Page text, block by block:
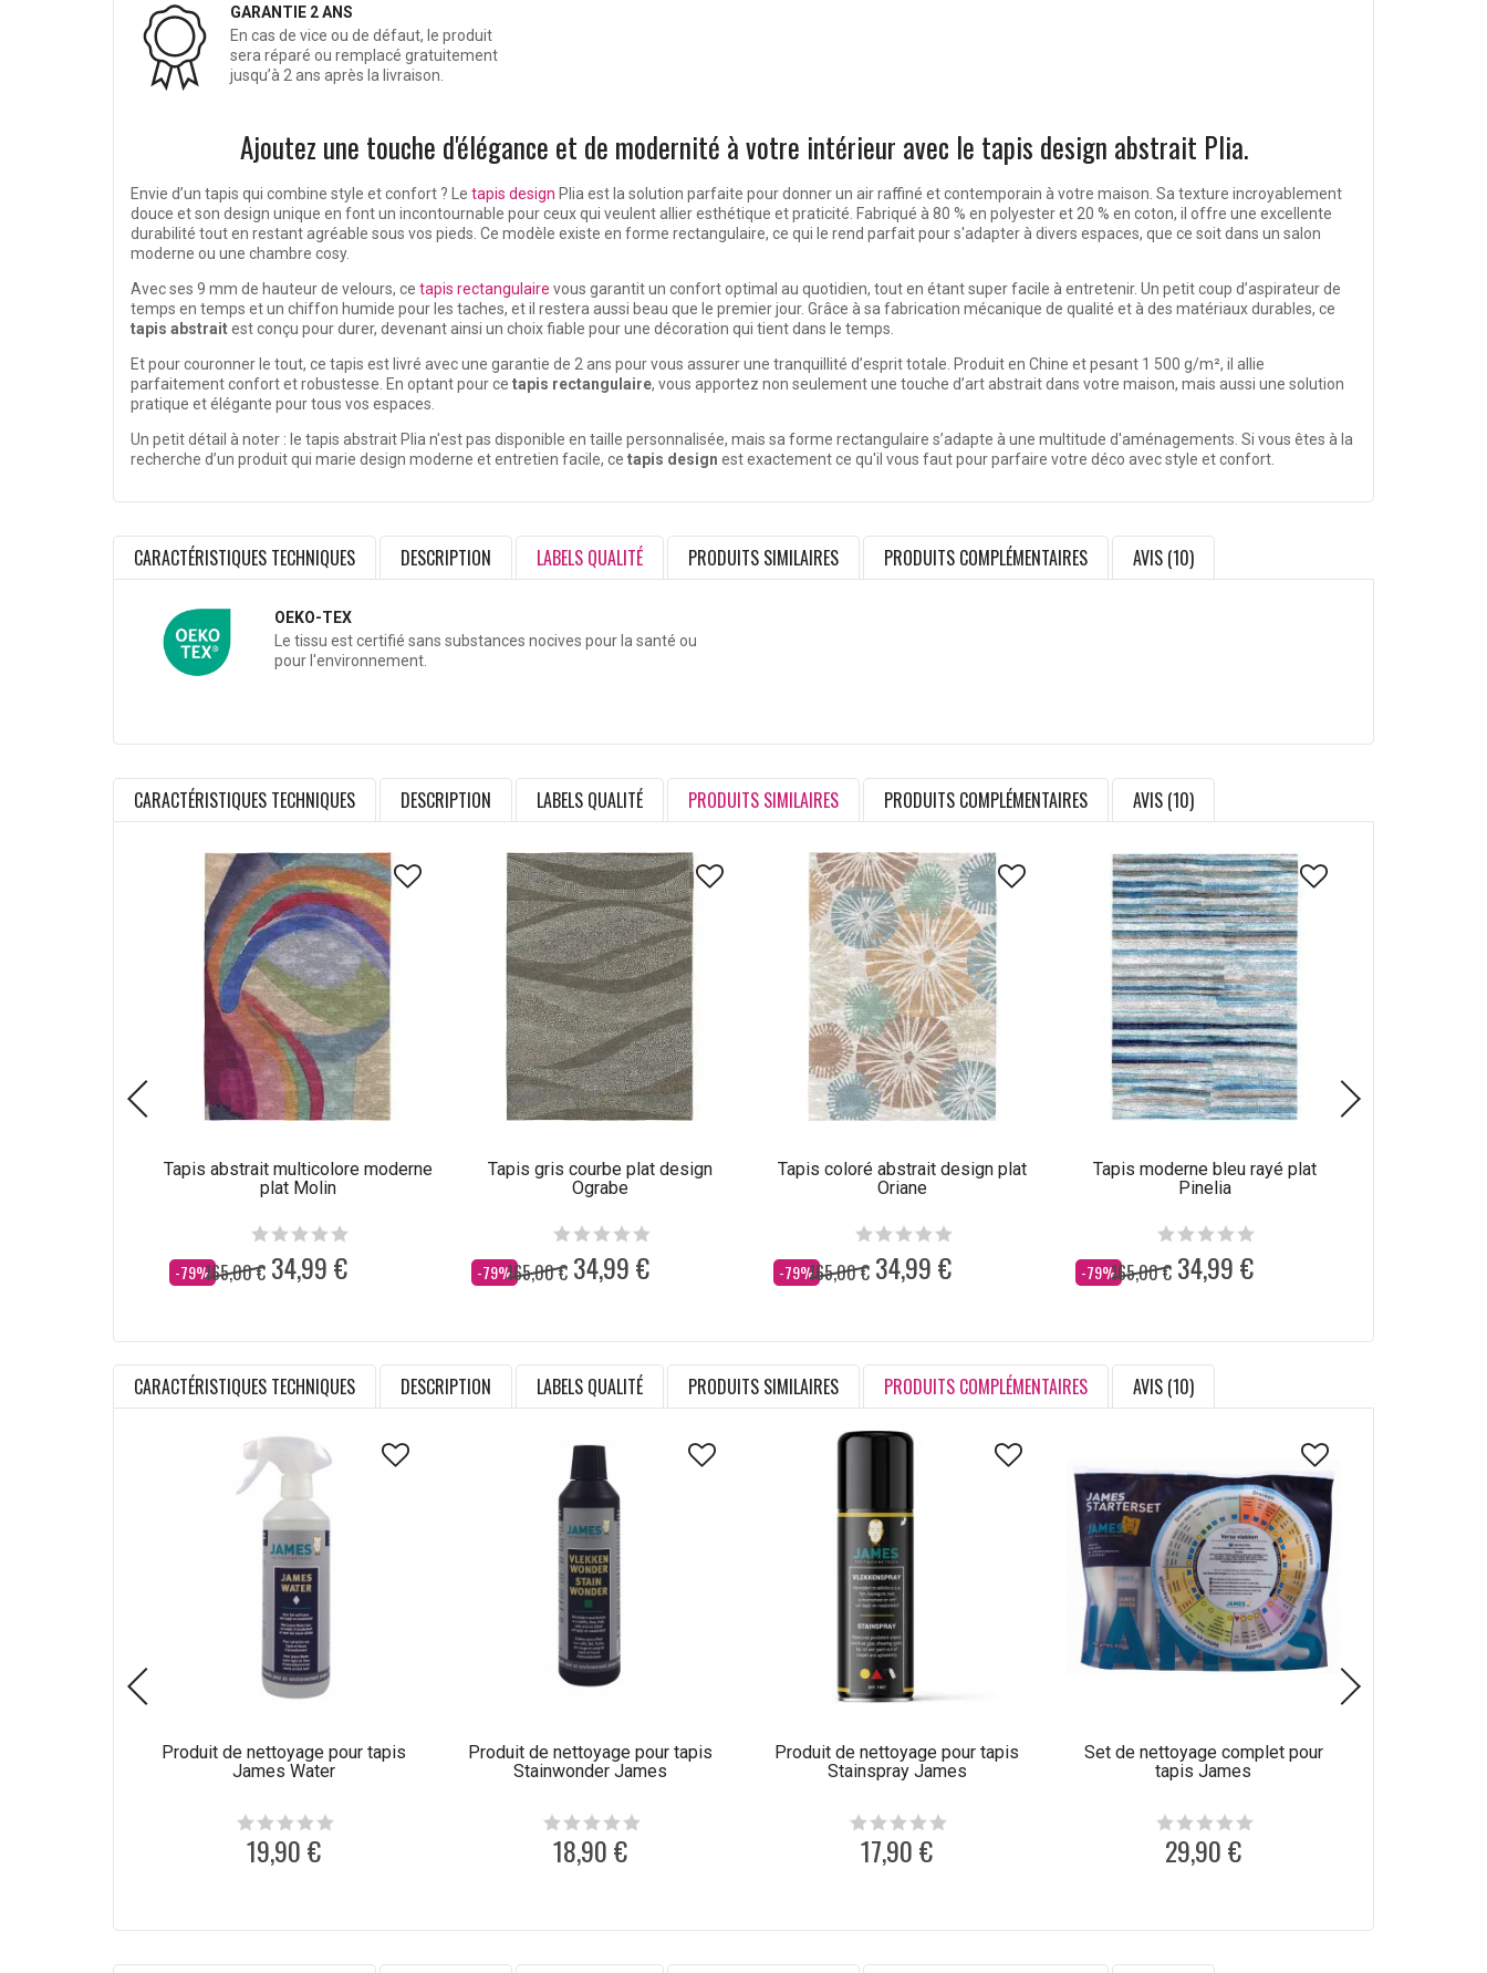
GARANTIE 2 ANS
En cas de vice ou de défaut, le produit
sera réparé ou remplacé gratuitement
jusqu’à 2 ans après la livraison.
Ajoutez une touche d'élégance et de modernité à votre intérieur avec le tapis design abstrait Plia.
Envie d’un tapis qui combine style et confort ? Le tapis design Plia est la solution parfaite pour donner un air raffiné et contemporain à votre maison. Sa texture incroyablement
douce et son design unique en font un incontournable pour ceux qui veulent allier esthétique et praticité. Fabriqué à 80 % en polyester et 20 % en coton, il offre une excellente
durabilité tout en restant agréable sous vos pieds. Ce modèle existe en forme rectangulaire, ce qui le rend parfait pour s'adapter à divers espaces, que ce soit dans un salon
moderne ou une chambre cosy.
Avec ses 9 mm de hauteur de velours, ce tapis rectangulaire vous garantit un confort optimal au quotidien, tout en étant super facile à entretenir. Un petit coup d’aspirateur de
temps en temps et un chiffon humide pour les taches, et il restera aussi beau que le premier jour. Grâce à sa fabrication mécanique de qualité et à des matériaux durables, ce
tapis abstraitest conçu pour durer, devenant ainsi un choix fiable pour une décoration qui tient dans le temps.
Et pour couronner le tout, ce tapis est livré avec une garantie de 2 ans pour vous assurer une tranquillité d’esprit totale. Produit en Chine et pesant 1 500 g/m², il allie
parfaitement confort et robustesse. En optant pour ce tapis rectangulaire, vous apportez non seulement une touche d’art abstrait dans votre maison, mais aussi une solution
pratique et élégante pour tous vos espaces.
Un petit détail à noter : le tapis abstrait Plia n'est pas disponible en taille personnalisée, mais sa forme rectangulaire s’adapte à une multitude d'aménagements. Si vous êtes à la
recherche d’un produit qui marie design moderne et entretien facile, ce tapis design est exactement ce qu'il vous faut pour parfaire votre déco avec style et confort.
CARACTÉRISTIQUES TECHNIQUES DESCRIPTION LABELS QUALITÉ PRODUITS SIMILAIRES PRODUITS COMPLÉMENTAIRES AVIS (10)
OEKO-TEX
Le tissu est certifié sans substances nocives pour la santé ou
pour l'environnement.
CARACTÉRISTIQUES TECHNIQUES DESCRIPTION LABELS QUALITÉ PRODUITS SIMILAIRES PRODUITS COMPLÉMENTAIRES AVIS (10)
Tapis abstrait multicolore moderne
plat Molin
-79%
Dès 165,00 € 34,99 €
Tapis gris courbe plat design
Ograbe
-79%
Dès 165,00 € 34,99 €
Tapis coloré abstrait design plat
Oriane
-79%
Dès 165,00 € 34,99 €
Tapis moderne bleu rayé plat
Pinelia
-79%
Dès 165,00 € 34,99 €
CARACTÉRISTIQUES TECHNIQUES DESCRIPTION LABELS QUALITÉ PRODUITS SIMILAIRES PRODUITS COMPLÉMENTAIRES AVIS (10)
Produit de nettoyage pour tapis
James Water
19,90 €
Produit de nettoyage pour tapis
Stainwonder James
18,90 €
Produit de nettoyage pour tapis
Stainspray James
17,90 €
Set de nettoyage complet pour
tapis James
29,90 €